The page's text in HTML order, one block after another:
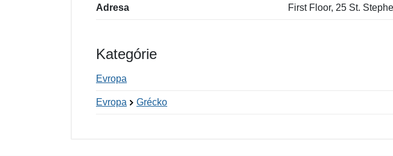
Adresa First Floor, 25 St.
Kategórie
Evropa
Evropa Grécko